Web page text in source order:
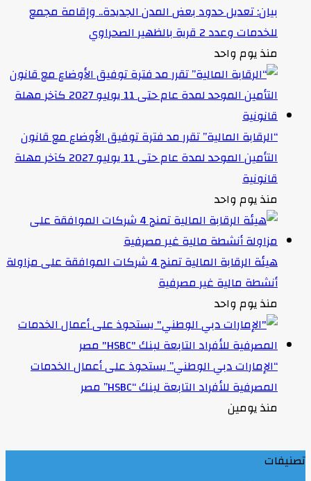
بيان: تعديل حدود بعض المدن الجديدة.. وإقامة مجمع
للخدمات وعدد 2 قرية بالظهير الصحراوي
منذ يوم واحد
“الرقابة المالية” تقرر مد فترة توفيق الأوضاع مع قانون
التأمين الموحد لمدة عام حتى 11 يوليو 2027 كآخر مهلة
قانونية
منذ يوم واحد
هيئة الرقابة المالية تمنح 4 شركات الموافقة على مزاولة
أنشطة مالية غير مصرفية
منذ يوم واحد
“الإمارات دبي الوطني” يستحوذ على أعمال الخدمات
المصرفية للأفراد التابعة لبنك “HSBC” مصر
منذ يومين
تصنيفات